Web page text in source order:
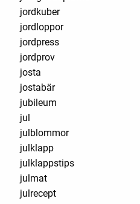
jordkuber
jordloppor
jordpress
jordprov
josta
jostabär
jubileum
jul
julblommor
julklapp
julklappstips
julmat
julrecept